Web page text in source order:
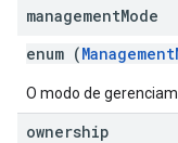
managementMode
enum (
O modo de
ownership